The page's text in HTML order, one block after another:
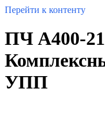
Перейти к контенту
ПЧ A400-
УПП